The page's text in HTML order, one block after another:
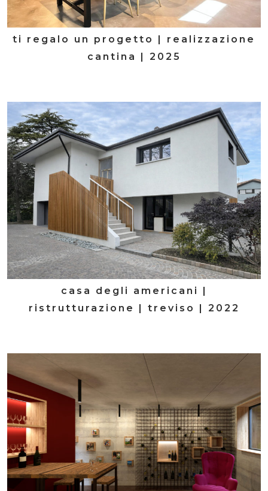
ti regalo un progetto | realizzazione
cantina | 2025
casa degli americani |
ristrutturazione | treviso | 2022